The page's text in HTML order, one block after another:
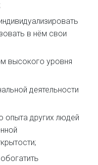
в нём свои
высокого уровня
деятельности
опыта других людей